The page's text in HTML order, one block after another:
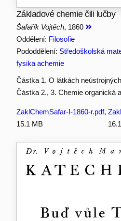
Základové chemie čili lučby
Šafařík Vojtěch, 1860
Oddělení: Filosofie
Pododdělení: Středoškolská
fysika achemie
Částka 1. O látkách
Částka 2., 3. Chemie organická
ZaklChemSafar-I-1860-r.pdf,
15.1 MB